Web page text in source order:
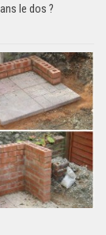
le dos ?